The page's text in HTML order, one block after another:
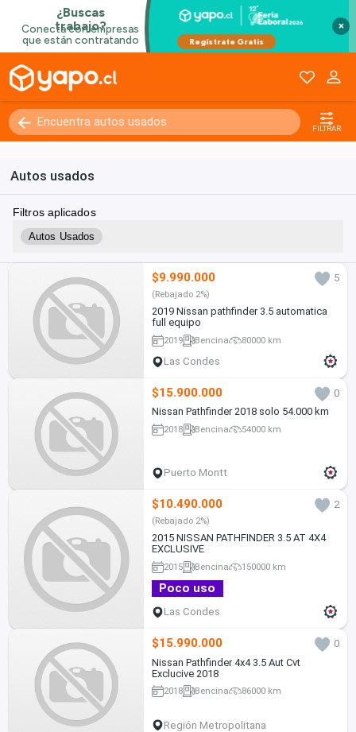
×
FILTRAR
Autos usados
Filtros aplicados
Autos Usados
$9.990.000 5
(Rebajado 2%)
2019 Nissan pathfinder 3.5 automatica
full equipo
2019 Bencina 80000 km
Las Condes
$15.900.000
0
Nissan Pathfinder 2018 solo 54.000 km
2018 Bencina 54000 km
Puerto Montt
$10.490.000 2
(Rebajado 2%)
2015 NISSAN PATHFINDER 3.5 AT 4X4
EXCLUSIVE
2015 Bencina 150000 km
Poco uso
Las Condes
$15.990.000
0
Nissan Pathfinder 4x4 3.5 Aut Cvt
Exclucive 2018
2018 Bencina 86000 km
Región Metropolitana